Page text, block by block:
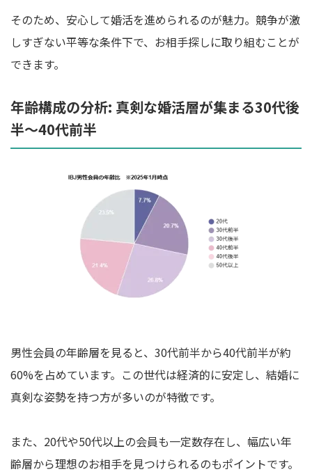
そのため、安心して婚活を進められるのが魅力。競争が激
しすぎない平等な条件下で、お相手探しに取り組むことが
できます。
年齢構成の分析: 真剣な婚活層が集まる30代後
半～40代前半
男性会員の年齢層を見ると、30代前半から40代前半が約
60%を占めています。この世代は経済的に安定し、結婚に
真剣な姿勢を持つ方が多いのが特徴です。
また、20代や50代以上の会員も一定数存在し、幅広い年
齢層から理想のお相手を見つけられるのもポイントです。